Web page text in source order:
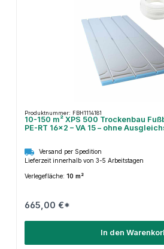
Produktnummer: FBH1114181
10-150 m² XPS 500 Trockenbau
PE-RT 16×2 – VA 15 – ohne
Versand per Spedition
Lieferzeit innerhalb von 3-5 Arbeitstagen
Verlegefläche: 10 m²
665,00 €*
In den